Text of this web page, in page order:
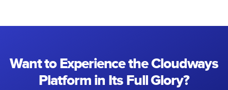
Want to Experience the Cloudways
Platform in Its Full Glory?